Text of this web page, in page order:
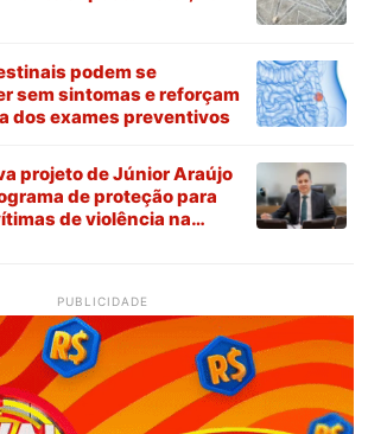
podem se
sem sintomas e reforçam
dos exames preventivos
projeto de Júnior Araújo
de proteção para
de violência na
PUBLICIDADE